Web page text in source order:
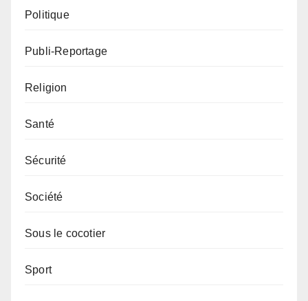
Politique
Publi-Reportage
Religion
Santé
Sécurité
Société
Sous le cocotier
Sport